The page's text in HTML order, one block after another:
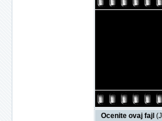
Ocenite ovaj fajl